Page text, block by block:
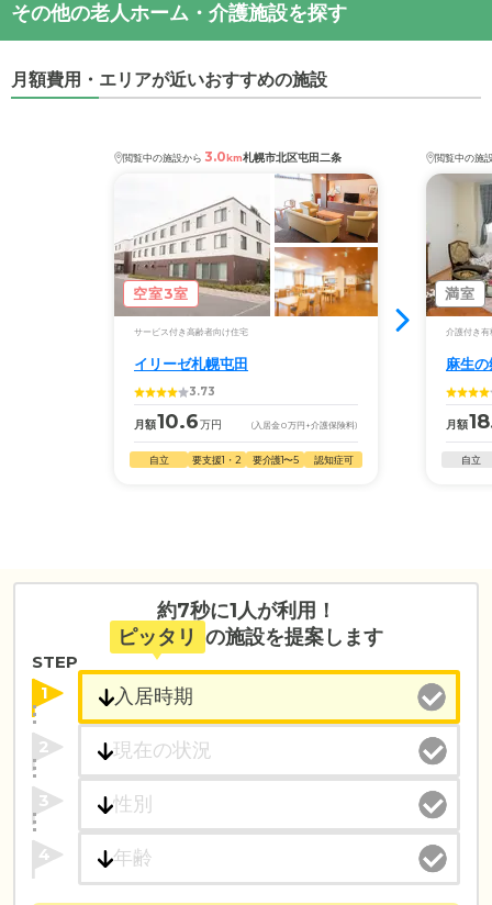
その他の老人ホーム・介護施設を探す
月額費用・エリアが近いおすすめの施設
閲覧中の施設から 3.0km札幌市北区屯田二条
空室3室
サービス付き高齢者向け住宅
イリーゼ札幌屯田
3.73
月額10.6万円 (入居金0万円 +介護保険料)
自立 要支援1・2 要介護1〜5 認知症可
閲覧中の施
満室
介護付き有
麻生の
月額
自立
約7秒に1人が利用！
ピッタリ の施設を提案します
STEP
1
2
3
4